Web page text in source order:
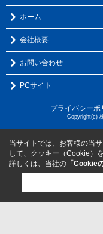
ホーム
会社概要
お問い合わせ
PCサイト
プライバシーポ
Copyright(c)
当サイトでは、お客様の当
して、クッキー（Cookie）
詳しくは、当社の 「Cookie